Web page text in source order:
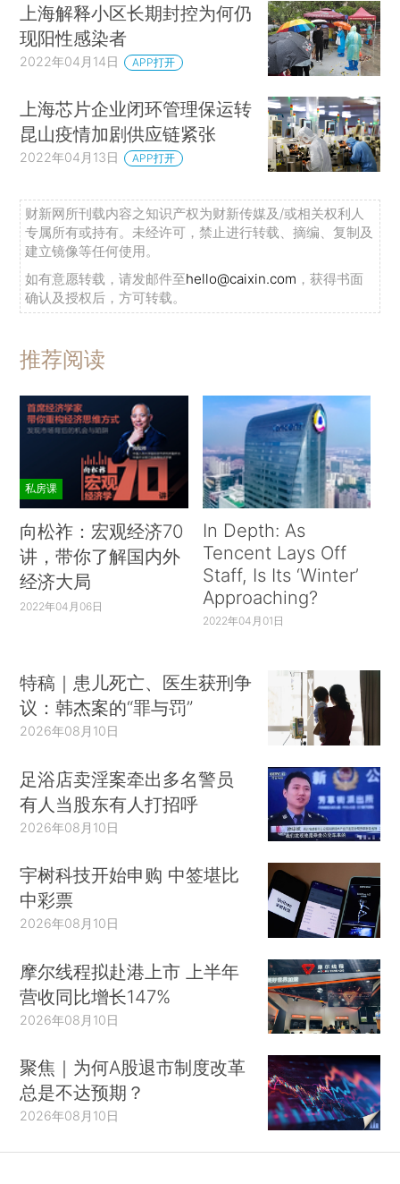
上海解释小区长期封控为何仍
现阳性感染者
2022年04月14日 APP打开
上海芯片企业闭环管理保运转
昆山疫情加剧供应链紧张
2022年04月13日 APP打开
财新网所刊载内容之知识产权为财新传媒及/或相关权利人
专属所有或持有。未经许可，禁止进行转载、摘编、复制及
建立镜像等任何使用。
如有意愿转载，请发邮件至hello@caixin.com ，获得书面
确认及授权后，方可转载。
推荐阅读
私房课
向松祚：宏观经济70
讲，带你了解国内外
经济大局
2022年04月06日
In Depth: As
Tencent Lays Off
Staff, Is Its ‘Winter’
Approaching?
2022年04月01日
特稿｜患儿死亡、医生获刑争
议：韩杰案的“罪与罚”
2026年08月10日
足浴店卖淫案牵出多名警员
有人当股东有人打招呼
2026年08月10日
宇树科技开始申购 中签堪比
中彩票
2026年08月10日
摩尔线程拟赴港上市 上半年
营收同比增长147%
2026年08月10日
聚焦｜为何A股退市制度改革
总是不达预期？
2026年08月10日